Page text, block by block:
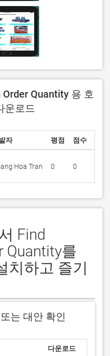
Quantity 용 호
운로드
자 평점 점수
Hoa Tran 0 0
Find
Quantity를
치하고 즐기
는 대안 확인
다운로드